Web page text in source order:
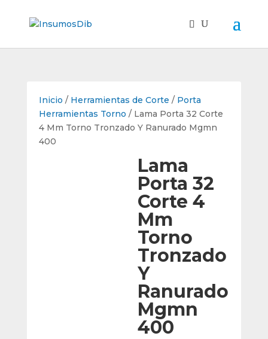
Inicio / Herramientas de Corte / Porta
Herramientas Torno / Lama Porta 32 Corte
4 Mm Torno Tronzado Y Ranurado Mgmn
400
Lama
Porta 32
Corte 4
Mm
Torno
Tronzado
Y
Ranurado
Mgmn
400